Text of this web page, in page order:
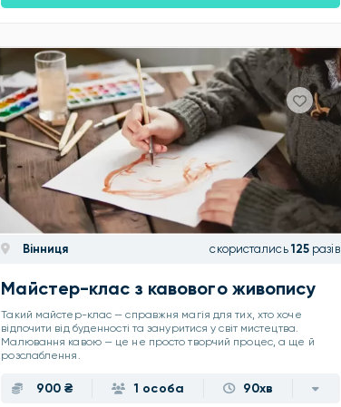
Вінниця скористались 125 разів
Майстер-клас з кавового живопису
Такий майстер-клас — справжня магія для тих, хто хоче
відпочити від буденності та зануритися у світ мистецтва.
Малювання кавою — це не просто творчий процес, а ще й
розслаблення.
900 ₴ 1 особа 90хв